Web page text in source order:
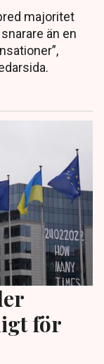
majoritet
än en
för